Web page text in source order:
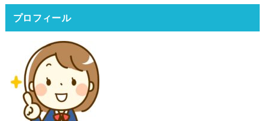
プロフィール